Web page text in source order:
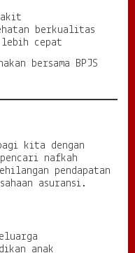
berkualitas
cepat
bersama BPJS
kita dengan
nafkah
pendapatan
asuransi.
anak